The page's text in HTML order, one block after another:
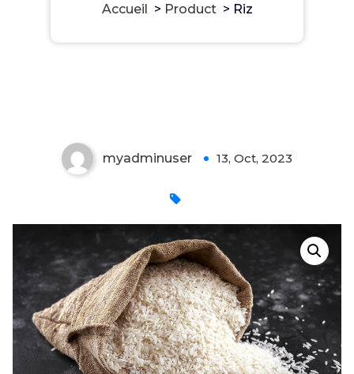
Accueil > Product> Riz
myadminuser 13, Oct, 2023